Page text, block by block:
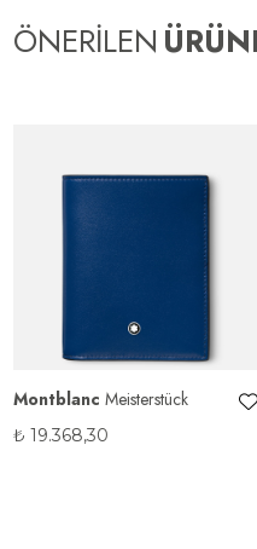
ÖNERİLEN
Montblanc Meisterstück
₺ 19.368,30